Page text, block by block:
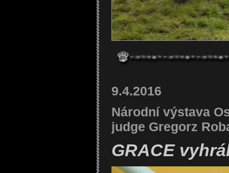
9.4.2016
Národní výstava
judge Gregorz
GRACE